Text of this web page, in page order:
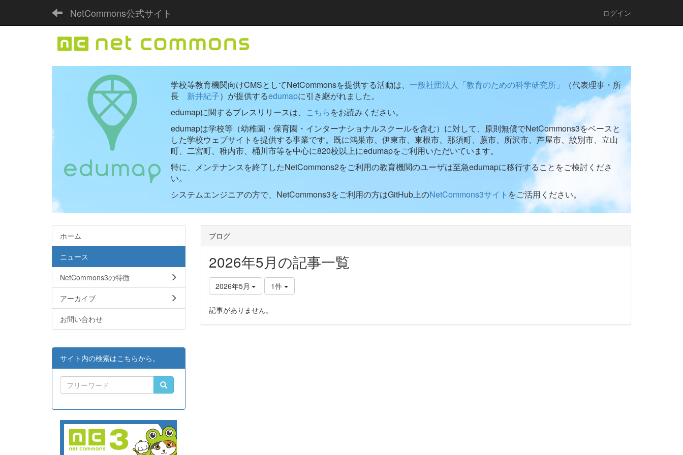
NetCommons公式サイト ログイン
学校等教育機関向けCMSとしてNetCommonsを提供する活動は、 一般社団法人「教育のための科学研究所」
（代表理事・所
長 新井紀子）が提供するedumapに引き継がれました。
edumapに関するプレスリリースは、 こちらをお読みください。
edumapは学校等（幼稚園・保育園・インターナショナルスクールを含む）に対して、原則無償でNetCommons3をベースと
した学校ウェブサイトを提供する事業です。既に鴻巣市、伊東市、東根市、那須町、蕨市、所沢市、芦屋市、紋別市、立山
町、二宮町、稚内市、桶川市等を中心に820校以上にedumapをご利用いただいています。
特に、メンテナンスを終了したNetCommons2をご利用の教育機関のユーザは至急edumapに移行することをご検討くださ
い。
システムエンジニアの方で、NetCommons3をご利用の方はGitHub上のNetCommons3サイト をご活用ください。
ブログ
2026年5月の記事一覧
2026年5月 1件
記事がありません。
ホーム
ニュース
NetCommons3の特徴
アーカイブ
お問い合わせ
サイト内の検索はこちらから。